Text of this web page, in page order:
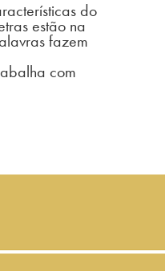
do
estão na
fazem
com